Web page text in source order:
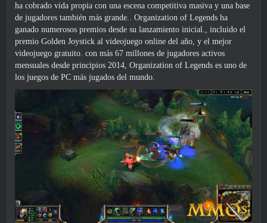
ha cobrado vida propia con una escena competitiva masiva y una base
de jugadores también más grande.. Organization of Legends ha
ganado numerosos premios desde su lanzamiento inicial., incluido el
premio Golden Joystick al videojuego online del año, y el mejor
videojuego gratuito. con más 67 millones de jugadores activos
mensuales desde principios 2014, Organization of Legends es uno de
los juegos de PC más jugados del mundo.